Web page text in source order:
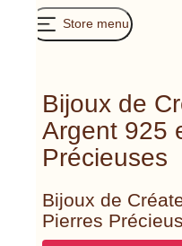
Store menu
Bijoux de
Argent 925
Précieuses
Bijoux de
Pierres